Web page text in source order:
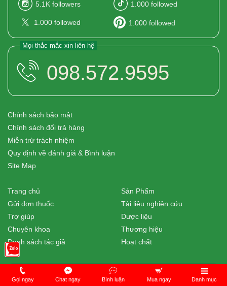
5.1K followers 1.000 followed
1.000 followed 1.000 followed
Mọi thắc mắc xin liên hệ
098.572.9595
Chính sách bảo mật
Chính sách đổi trả hàng
Miễn trừ trách nhiệm
Quy định về đánh giá & Bình luận
Site Map
Trang chủ
Gửi đơn thuốc
Trợ giúp
Chuyên khoa
Danh sách tác giả
Sản Phẩm
Tài liệu nghiên cứu
Dược liệu
Thương hiệu
Hoạt chất
* Mọi thông tin chúng tôi cung cấp trên website được tổng hợp từ nhiều nguồn
trên internet, chỉ mang tính chất tham khảo. Các thực phẩm chức năng không
Gọi ngay Chat ngay Bình luận Mua ngay Danh mục